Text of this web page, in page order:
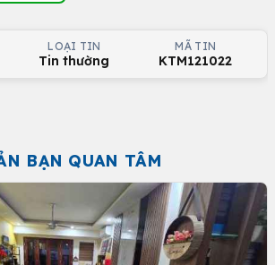
LOẠI TIN
Tin thường
MÃ TIN
KTM121022
BẠN QUAN TÂM